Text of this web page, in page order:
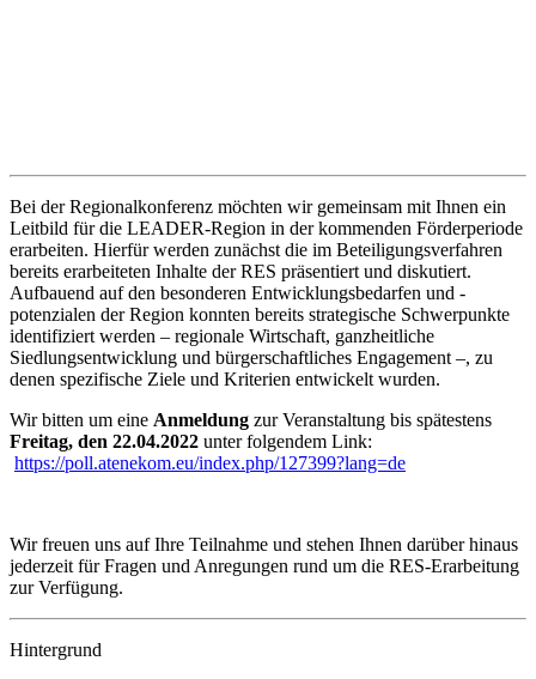
Bei der Regionalkonferenz möchten wir gemeinsam mit Ihnen ein
Leitbild für die LEADER-Region in der kommenden Förderperiode
erarbeiten. Hierfür werden zunächst die im Beteiligungsverfahren
bereits erarbeiteten Inhalte der RES präsentiert und diskutiert.
Aufbauend auf den besonderen Entwicklungsbedarfen und -
potenzialen der Region konnten bereits strategische Schwerpunkte
identifiziert werden – regionale Wirtschaft, ganzheitliche
Siedlungsentwicklung und bürgerschaftliches Engagement –, zu
denen spezifische Ziele und Kriterien entwickelt wurden.
Wir bitten um eine Anmeldung zur Veranstaltung bis spätestens
Freitag, den 22.04.2022 unter folgendem Link:
https://poll.atenekom.eu/index.php/127399?lang=de
Wir freuen uns auf Ihre Teilnahme und stehen Ihnen darüber hinaus
jederzeit für Fragen und Anregungen rund um die RES-Erarbeitung
zur Verfügung.
Hintergrund